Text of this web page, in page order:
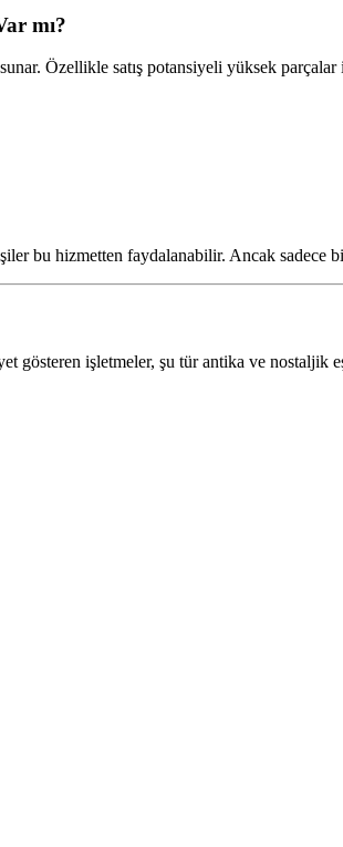
mı?
sunar. Özellikle satış potansiyeli yüksek
bu hizmetten faydalanabilir. Ancak sadece
işletmeler, şu tür antika ve nostaljik